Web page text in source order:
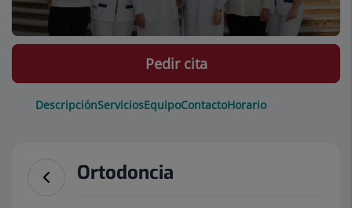
DescripciónServiciosEquipoContactoHorario
Pedir cita
Ortodoncia